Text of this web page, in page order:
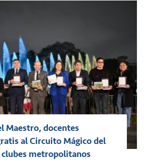
Maestro, docentes
al Circuito Mágico del
clubes metropolitanos